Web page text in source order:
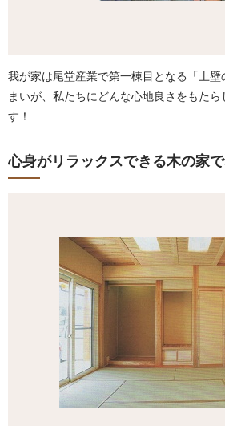
我が家は尾堂産業で第一棟目となる「土
まいが、私たちにどんな心地良さをもた
す！
心身がリラックスできる木の家で